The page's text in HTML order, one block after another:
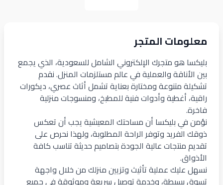
معلومات المتجر
بليكسا هو متجرك الإلكتروني الشامل للسعودية، الذي يجمع
بين الأناقة والعملية في عالم مستلزمات المنزل. نقدم
تشكيلة متنوعة ومختارة بعناية تشمل أثاث عصري، ديكورات
راقية، أغطية وأدوات فنية للمطبخ، ومنسوجات منزلية
فاخرة.
نؤمن في بليكسا أن مساحتك المعيشية يجب أن تعكس
ذوقك الفريد وتوفر الراحة المطلوبة، ولهذا نحرص على
تقديم منتجات عالية الجودة بتصاميم حديثة تناسب كافة
الأذواق.
نسهل عليك عملية تأثيث وتزيين منزلك من خلال واجهة
تسوق بسيطة، وخدمة توصيل سريعة وموثوقة في جميع